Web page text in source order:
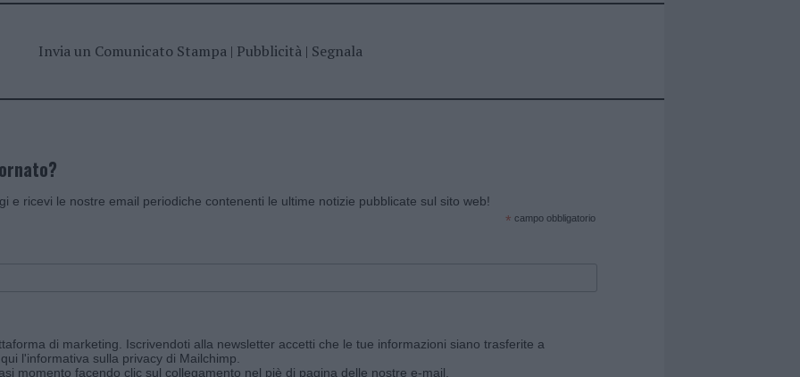
Invia un Comunicato Stampa| Pubblicità| Segnala
e ricevi le nostre email periodiche contenenti le ultime notizie pubblicate sul sito web!
* campo obbligatorio
di marketing. Iscrivendoti alla newsletter accetti che le tue informazioni siano trasferite a
l'informativa sulla privacy di Mailchimp
momento facendo clic sul collegamento nel piè di pagina delle nostre e-mail.